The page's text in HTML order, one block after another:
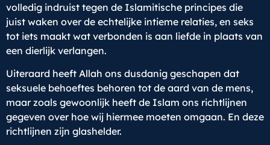
volledig indruist tegen de Islamitische principes die
juist waken over de echtelijke intieme relaties, en seks
tot iets maakt wat verbonden is aan liefde in plaats van
een dierlijk verlangen.
Uiteraard heeft Allah ons dusdanig geschapen dat
seksuele behoeftes behoren tot de aard van de mens,
maar zoals gewoonlijk heeft de Islam ons richtlijnen
gegeven over hoe wij hiermee moeten omgaan. En deze
richtlijnen zijn glashelder.